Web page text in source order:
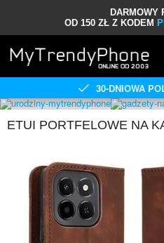
DARMOWY
OD 150 ZŁ Z KODEM
30-DNIOWA
ETUI PORTFELOWE NA